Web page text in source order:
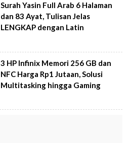
Surah Yasin Full Arab 6 Halaman
dan 83 Ayat, Tulisan Jelas
LENGKAP dengan Latin
3 HP Infinix Memori 256 GB dan
NFC Harga Rp1 Jutaan, Solusi
Multitasking hingga Gaming